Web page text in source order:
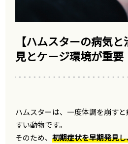
【ハムスターの病気
見とケージ環境が重要
ハムスターは、一度体調を崩す
すい動物です。
そのため、初期症状を早期発見